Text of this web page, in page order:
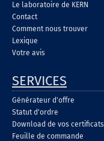
Le laboratoire de KERN
Contact
Comment nous trouver
Lexique
Votre avis
SERVICES
Générateur d'offre
Statut d'ordre
Download de vos certificats
Feuille de commande